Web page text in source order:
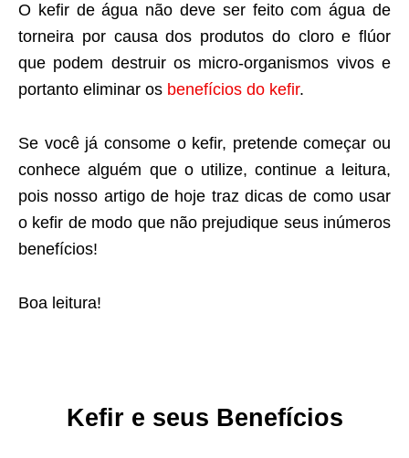
O kefir de água não deve ser feito com água de
torneira por causa dos produtos do cloro e flúor
que podem destruir os micro-organismos vivos e
portanto eliminar os benefícios do kefir.
Se você já consome o kefir, pretende começar ou
conhece alguém que o utilize, continue a leitura,
pois nosso artigo de hoje traz dicas de como usar
o kefir de modo que não prejudique seus inúmeros
benefícios!
Boa leitura!
Kefir e seus Benefícios